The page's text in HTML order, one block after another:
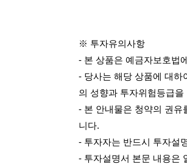
※ 투자유의사항
- 본 상품은 예금자보호법
- 당사는 해당 상품에 대
의 성향과 투자위험등급
- 본 안내물은 청약의 권유
니다.
- 투자자는 반드시 투자설
- 투자설명서 본문 내용은